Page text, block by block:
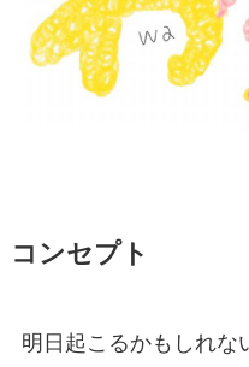
コンセプト
明日起こるかもしれな